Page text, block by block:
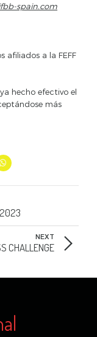
spain.com
afiliados a la FEFF
hecho efectivo el
más
2023
NEXT
CHALLENGE